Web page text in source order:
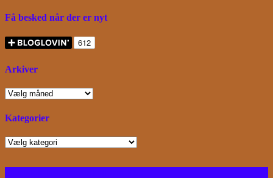
Få besked når der er nyt
Arkiver
Arkiver
Kategorier
Kategorier